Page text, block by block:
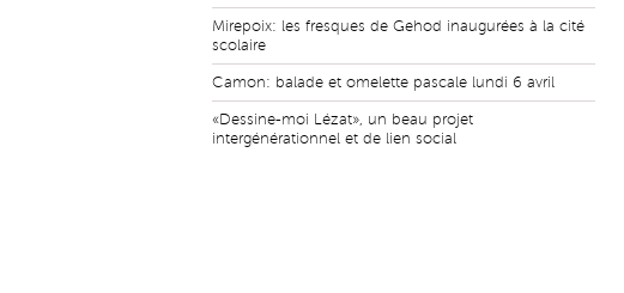
Mirepoix: les fresques de Gehod inaugurées à la cité
scolaire
Camon: balade et omelette pascale lundi 6 avril
«Dessine-moi Lézat», un beau projet
intergénérationnel et de lien social